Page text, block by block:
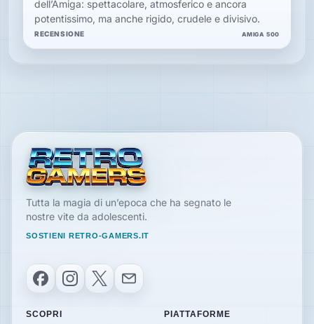
dell’Amiga: spettacolare, atmosferico e ancora
potentissimo, ma anche rigido, crudele e divisivo.
RECENSIONE AMIGA 500
Tutta la magia di un’epoca che ha segnato le
nostre vite da adolescenti.
SOSTIENI RETRO-GAMERS.IT
FacebookInstagram
X Email
SCOPRI PIATTAFORME